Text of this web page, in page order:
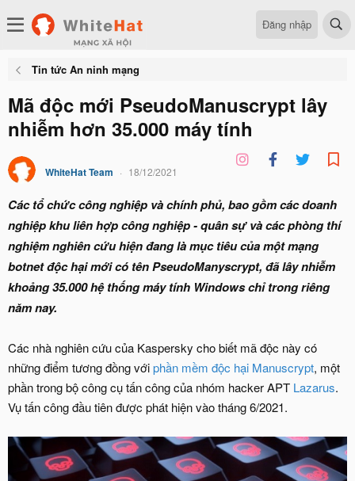
Đăng nhập
Tin tức An ninh mạng
Mã độc mới PseudoManuscrypt lây
nhiễm hơn 35.000 máy tính
WhiteHat Team 18/12/2021
Các tổ chức công nghiệp và chính phủ, bao gồm các doanh
nghiệp khu liên hợp công nghiệp - quân sự và các phòng thí
nghiệm nghiên cứu hiện đang là mục tiêu của một mạng
botnet độc hại mới có tên PseudoManyscrypt, đã lây nhiễm
khoảng 35.000 hệ thống máy tính Windows chỉ trong riêng
năm nay.
Các nhà nghiên cứu của Kaspersky cho biết mã độc này có
những điểm tương đồng vớiphần mềm độc hại Manuscrypt, một
phần trong bộ công cụ tấn công của nhóm hacker APT Lazarus.
Vụ tấn công đầu tiên được phát hiện vào tháng 6/2021.